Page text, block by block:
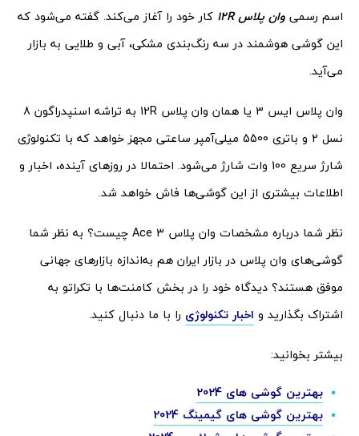
اسم رسمی وان پلاس 12R
کار خود را آغاز می‌کند. گفته می‌شود که
این گوشی هوشمند در سه رنگ‌بندی مشکی، آبی و طلایی به بازار
می‌آید.
وان پلاس ایس 3 یا همان وان پلاس 12R به تراشه اسنپدراگون 8
نسل 2 و باتری 5500 میلی‌آمپر ساعتی مجهز خواهد که با تکنولوژی
شارژ سریع 100 وات شارژ می‌شود. احتمالا در روزهای آینده، اخبار و
اطلاعات بیشتری از این گوشی‌ها فاش خواهد شد.
نظر شما درباره مشخصات وان پلاس Ace 3 چیست؟ به نظر شما
گوشی‌های وان پلاس در بازار ایران هم به‌اندازه بازارهای جهانی
موفق هستند؟ دیدگاه خود را در بخش کامنت‌ها با تکراتو به
اشتراک بگذارید و اخبار تکنولوژی را با ما دنبال کنید.
بیشتر بخوانید:
بهترین گوشی های 2024
بهترین گوشی های گیمینگ 2024